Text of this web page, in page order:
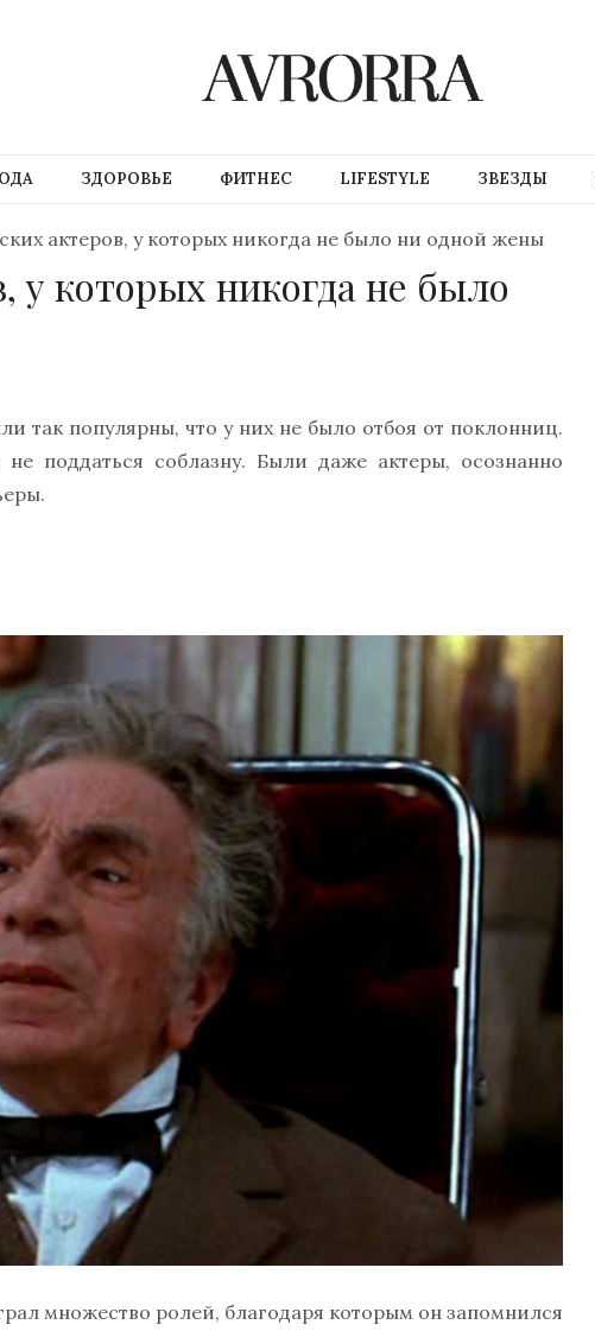
ЗДОРОВЬЕ ФИТНЕС LIFESTYLE ЗВЕЗДЫ
актеров, у которых никогда не было ни одной жены
у которых никогда не было
так популярны, что у них не было отбоя от поклонниц.
поддаться соблазну. Были даже актеры, осознанно
множество ролей, благодаря которым он запомнился